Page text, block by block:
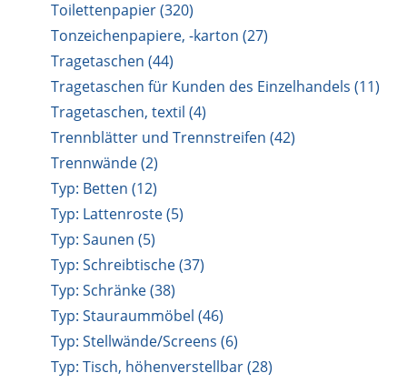
Toilettenpapier (320)
Tonzeichenpapiere, -karton (27)
Tragetaschen (44)
Tragetaschen für Kunden des Einzelhandels (11)
Tragetaschen, textil (4)
Trennblätter und Trennstreifen (42)
Trennwände (2)
Typ: Betten (12)
Typ: Lattenroste (5)
Typ: Saunen (5)
Typ: Schreibtische (37)
Typ: Schränke (38)
Typ: Stauraummöbel (46)
Typ: Stellwände/Screens (6)
Typ: Tisch, höhenverstellbar (28)